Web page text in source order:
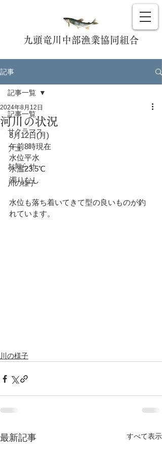
九頭竜川中部漁業協同組合
記事
記事一覧
サクラマス
アユ
お知らせ
川の様子
記事一覧
河川の状況
2024年8月12日
8月12日(月)
午前8時現在
水位平水
水温23.5℃
濁りなし
水位も落ち着いてきて型の良いものが釣
れています。
川の様子
最新記事 すべて表示